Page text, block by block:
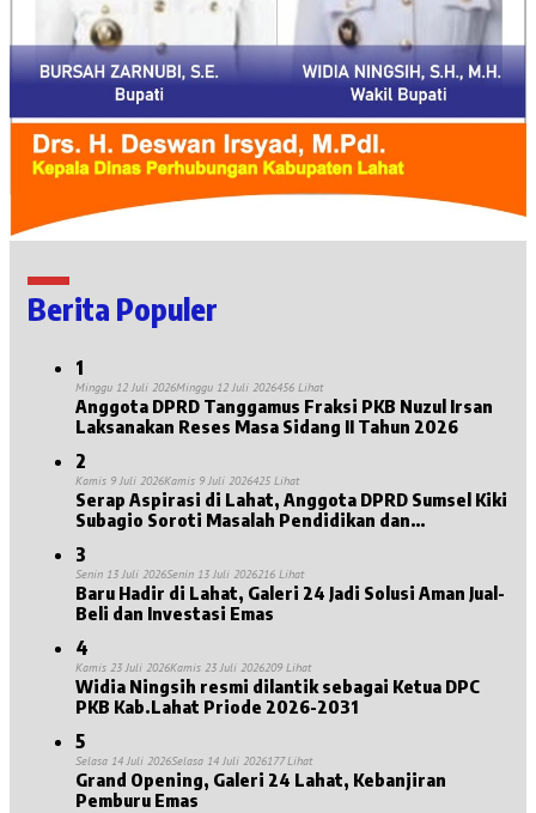
Berita Populer
1
Minggu 12 Juli 2026Minggu 12 Juli 2026456 Lihat
Anggota DPRD Tanggamus Fraksi PKB Nuzul Irsan
Laksanakan Reses Masa Sidang II Tahun 2026
2
Kamis 9 Juli 2026Kamis 9 Juli 2026425 Lihat
Serap Aspirasi di Lahat, Anggota DPRD Sumsel Kiki
Subagio Soroti Masalah Pendidikan dan
3
Senin 13 Juli 2026Senin 13 Juli 2026216 Lihat
Baru Hadir di Lahat, Galeri 24 Jadi Solusi Aman Jual-
Beli dan Investasi Emas
4
Kamis 23 Juli 2026Kamis 23 Juli 2026209 Lihat
Widia Ningsih resmi dilantik sebagai Ketua DPC
PKB Kab.Lahat Priode 2026-2031
5
Selasa 14 Juli 2026Selasa 14 Juli 2026177 Lihat
Grand Opening, Galeri 24 Lahat, Kebanjiran
Pemburu Emas